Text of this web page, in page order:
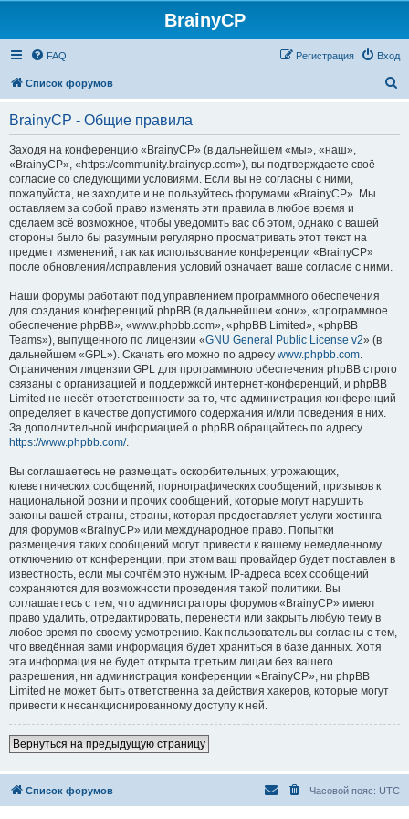
BrainyCP
FAQ Вход
Регистрация
Список форумов
BrainyCP - Общие правила
Заходя на конференцию «BrainyCP» (в дальнейшем «мы», «наш»,
«BrainyCP», «https://community.brainycp.com»), вы подтверждаете своё
согласие со следующими условиями. Если вы не согласны с ними,
пожалуйста, не заходите и не пользуйтесь форумами «BrainyCP». Мы
оставляем за собой право изменять эти правила в любое время и
сделаем всё возможное, чтобы уведомить вас об этом, однако с вашей
стороны было бы разумным регулярно просматривать этот текст на
предмет изменений, так как использование конференции «BrainyCP»
после обновления/исправления условий означает ваше согласие с ними.
Наши форумы работают под управлением программного обеспечения
для создания конференций phpBB (в дальнейшем «они», «программное
обеспечение phpBB», «www.phpbb.com», «phpBB Limited», «phpBB
Teams»), выпущенного по лицензии «GNU General Public License v2» (в
дальнейшем «GPL»). Скачать его можно по адресу www.phpbb.com.
Ограничения лицензии GPL для программного обеспечения phpBB строго
связаны с организацией и поддержкой интернет-конференций, и phpBB
Limited не несёт ответственности за то, что администрация конференций
определяет в качестве допустимого содержания и/или поведения в них.
За дополнительной информацией о phpBB обращайтесь по адресу
https://www.phpbb.com/.
Вы соглашаетесь не размещать оскорбительных, угрожающих,
клеветнических сообщений, порнографических сообщений, призывов к
национальной розни и прочих сообщений, которые могут нарушить
законы вашей страны, страны, которая предоставляет услуги хостинга
для форумов «BrainyCP» или международное право. Попытки
размещения таких сообщений могут привести к вашему немедленному
отключению от конференции, при этом ваш провайдер будет поставлен в
известность, если мы сочтём это нужным. IP-адреса всех сообщений
сохраняются для возможности проведения такой политики. Вы
соглашаетесь с тем, что администраторы форумов «BrainyCP» имеют
право удалить, отредактировать, перенести или закрыть любую тему в
любое время по своему усмотрению. Как пользователь вы согласны с тем,
что введённая вами информация будет храниться в базе данных. Хотя
эта информация не будет открыта третьим лицам без вашего
разрешения, ни администрация конференции «BrainyCP», ни phpBB
Limited не может быть ответственна за действия хакеров, которые могут
привести к несанкционированному доступу к ней.
Вернуться на предыдущую страницу
Список форумов Часовой пояс: UTC